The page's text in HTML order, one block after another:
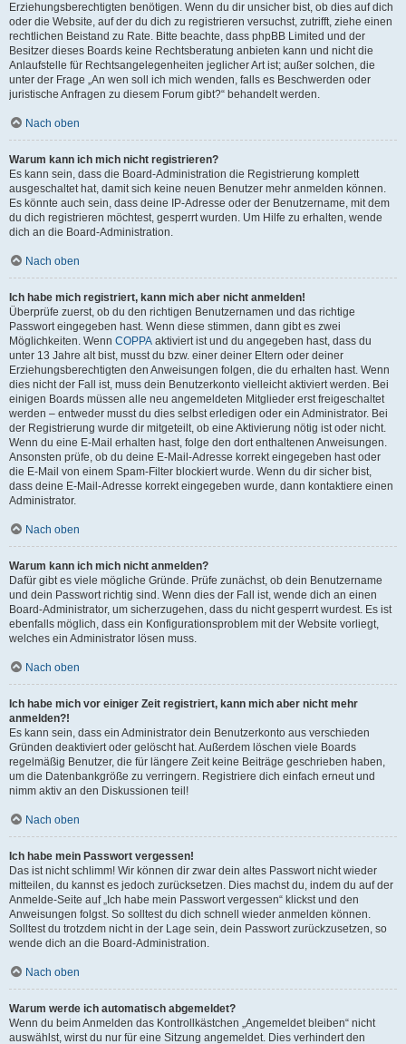
Erziehungsberechtigten benötigen. Wenn du dir unsicher bist, ob dies auf dich
oder die Website, auf der du dich zu registrieren versuchst, zutrifft, ziehe einen
rechtlichen Beistand zu Rate. Bitte beachte, dass phpBB Limited und der
Besitzer dieses Boards keine Rechtsberatung anbieten kann und nicht die
Anlaufstelle für Rechtsangelegenheiten jeglicher Art ist; außer solchen, die
unter der Frage „An wen soll ich mich wenden, falls es Beschwerden oder
juristische Anfragen zu diesem Forum gibt?“ behandelt werden.
Nach oben
Warum kann ich mich nicht registrieren?
Es kann sein, dass die Board-Administration die Registrierung komplett
ausgeschaltet hat, damit sich keine neuen Benutzer mehr anmelden können.
Es könnte auch sein, dass deine IP-Adresse oder der Benutzername, mit dem
du dich registrieren möchtest, gesperrt wurden. Um Hilfe zu erhalten, wende
dich an die Board-Administration.
Nach oben
Ich habe mich registriert, kann mich aber nicht anmelden!
Überprüfe zuerst, ob du den richtigen Benutzernamen und das richtige
Passwort eingegeben hast. Wenn diese stimmen, dann gibt es zwei
Möglichkeiten. Wenn COPPA aktiviert ist und du angegeben hast, dass du
unter 13 Jahre alt bist, musst du bzw. einer deiner Eltern oder deiner
Erziehungsberechtigten den Anweisungen folgen, die du erhalten hast. Wenn
dies nicht der Fall ist, muss dein Benutzerkonto vielleicht aktiviert werden. Bei
einigen Boards müssen alle neu angemeldeten Mitglieder erst freigeschaltet
werden – entweder musst du dies selbst erledigen oder ein Administrator. Bei
der Registrierung wurde dir mitgeteilt, ob eine Aktivierung nötig ist oder nicht.
Wenn du eine E-Mail erhalten hast, folge den dort enthaltenen Anweisungen.
Ansonsten prüfe, ob du deine E-Mail-Adresse korrekt eingegeben hast oder
die E-Mail von einem Spam-Filter blockiert wurde. Wenn du dir sicher bist,
dass deine E-Mail-Adresse korrekt eingegeben wurde, dann kontaktiere einen
Administrator.
Nach oben
Warum kann ich mich nicht anmelden?
Dafür gibt es viele mögliche Gründe. Prüfe zunächst, ob dein Benutzername
und dein Passwort richtig sind. Wenn dies der Fall ist, wende dich an einen
Board-Administrator, um sicherzugehen, dass du nicht gesperrt wurdest. Es ist
ebenfalls möglich, dass ein Konfigurationsproblem mit der Website vorliegt,
welches ein Administrator lösen muss.
Nach oben
Ich habe mich vor einiger Zeit registriert, kann mich aber nicht mehr
anmelden?!
Es kann sein, dass ein Administrator dein Benutzerkonto aus verschieden
Gründen deaktiviert oder gelöscht hat. Außerdem löschen viele Boards
regelmäßig Benutzer, die für längere Zeit keine Beiträge geschrieben haben,
um die Datenbankgröße zu verringern. Registriere dich einfach erneut und
nimm aktiv an den Diskussionen teil!
Nach oben
Ich habe mein Passwort vergessen!
Das ist nicht schlimm! Wir können dir zwar dein altes Passwort nicht wieder
mitteilen, du kannst es jedoch zurücksetzen. Dies machst du, indem du auf der
Anmelde-Seite auf „Ich habe mein Passwort vergessen“ klickst und den
Anweisungen folgst. So solltest du dich schnell wieder anmelden können.
Solltest du trotzdem nicht in der Lage sein, dein Passwort zurückzusetzen, so
wende dich an die Board-Administration.
Nach oben
Warum werde ich automatisch abgemeldet?
Wenn du beim Anmelden das Kontrollkästchen „Angemeldet bleiben“ nicht
auswählst, wirst du nur für eine Sitzung angemeldet. Dies verhindert den